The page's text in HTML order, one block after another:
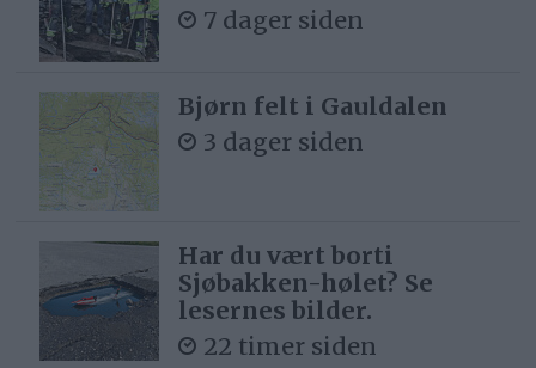
7 dager siden
Bjørn felt i Gauldalen
3 dager siden
Har du vært borti
Sjøbakken-hølet? Se
lesernes bilder.
22 timer siden